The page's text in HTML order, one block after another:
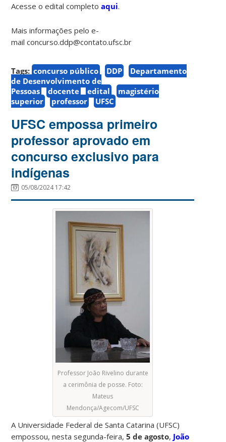
Acesse o edital completoaqui.
Mais informações pelo e-
mail concurso.ddp@contato.ufsc.br
Tags: concurso público DDP
Departamento
de Desenvolvimento de
Pessoas
docente edital
magistério
superior
professor UFSC
UFSC empossa primeiro
professor aprovado em
concurso exclusivo para
indígenas
05/08/2024 17:42
Professor João Rivelino durante
a cerimônia de posse. Foto:
Mateus
Mendonça/Agecom/UFSC
A Universidade Federal de Santa Catarina (UFSC)
empossou, nesta segunda-feira,5 de agosto, João